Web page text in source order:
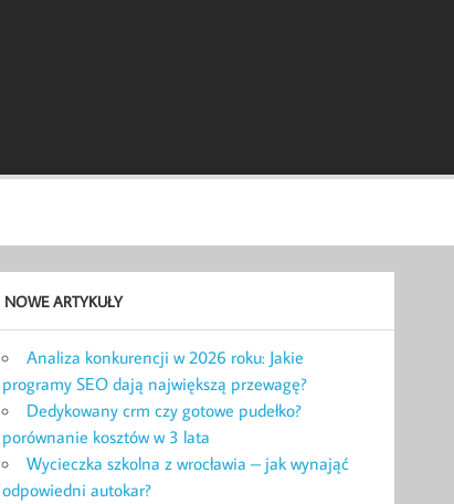
NOWE ARTYKUŁY
Analiza konkurencji w 2026 roku: Jakie
programy SEO dają największą przewagę?
Dedykowany crm czy gotowe pudełko?
porównanie kosztów w 3 lata
Wycieczka szkolna z wrocławia – jak wynająć
odpowiedni autokar?